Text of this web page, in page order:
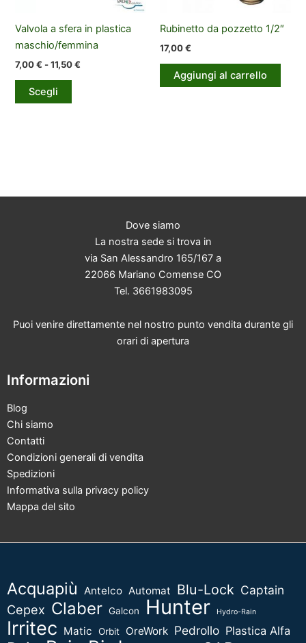
del
prodotto
Valvola a sfera in plastica
maschio/femmina
7,00€ - 11,50€
Scegli
Questo
possono
pagina
Rubinetto da pozzetto 1/2″
17,00€
Aggiungi al carrello
Dove siamo
La nostra sede si trova in
via San Alessandro 165/167 a
22066 Mariano Comense CO
Tel. 3661983095
Puoi venire direttamente nel nostro punto vendita durante gli
orari di apertura
Informazioni
Blog
Chi siamo
Contatti
Condizioni generali di vendita
Spedizioni
Informativa sulla privacy policy
Mappa del sito
Acquapiù Antelco Automat Blu-Lock Captain
Cepex Claber Galcon Hunter Hydro-Rain
Irritec Matic Orbit OreWork Pedrollo Plastica Alfa